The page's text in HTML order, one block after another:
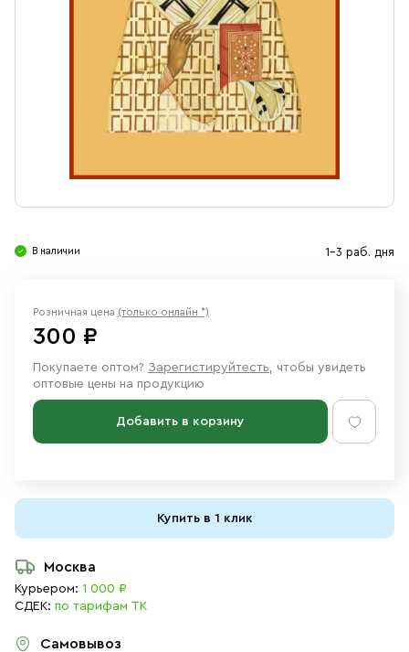
Ювелирные изделия
В наличии 1-3 раб. дня
Розничная цена (только онлайн *)
300 ₽
Покупаете оптом? Зарегистируйтесть, чтобы увидеть
оптовые цены на продукцию
Добавить в корзину
Купить в 1 клик
Москва
Курьером: 1 000 ₽
СДЕК: по тарифам ТК
Самовывоз